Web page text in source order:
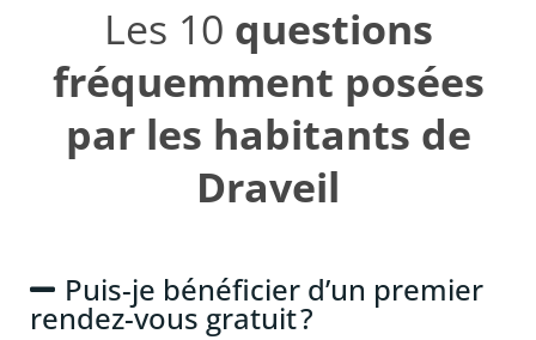
Les 10 questions
fréquemment posées
par les habitants de
Draveil
Puis-je bénéficier d’un premier
rendez-vous gratuit ?